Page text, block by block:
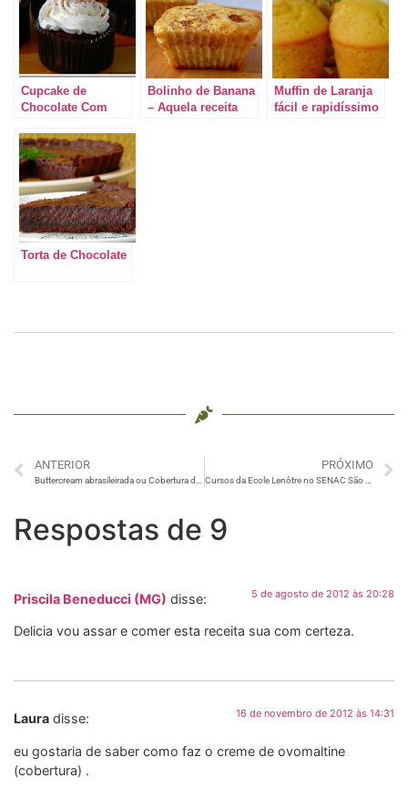
Cupcake de
Chocolate Com
Chantilly
Bolinho de Banana
– Aquela receita
Muffin de Laranja
fácil e rapidíssimo
Torta de Chocolate
ANTERIOR PRÓXIMO
Respostas de 9
Priscila Beneducci (MG) disse: 5 de agosto de 2012 às 20:28
Delicia vou assar e comer esta receita sua com certeza.
Laura disse: 16 de novembro de 2012 às 14:31
eu gostaria de saber como faz o creme de ovomaltine
(cobertura) .